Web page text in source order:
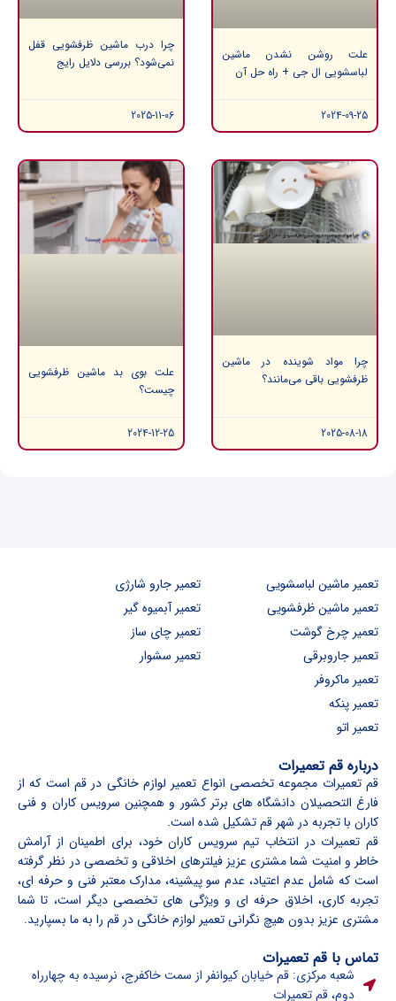
علت روشن نشدن ماشین
لباسشویی ال جی + راه حل آن
2024-09-25
چرا درب ماشین ظرفشویی قفل
نمی‌شود؟ بررسی دلایل رایج
2025-11-06
چرا مواد شوینده در ماشین
ظرفشویی باقی می‌مانند؟
2025-08-18
علت بوی بد ماشین ظرفشویی
چیست؟
2024-12-25
تعمیر ماشین لباسشویی
تعمیر ماشین ظرفشویی
تعمیر چرخ گوشت
تعمیر جاروبرقی
تعمیر ماکروفر
تعمیر پنکه
تعمیر اتو
تعمیر جارو شارژی
تعمیر آبمیوه گیر
تعمیر چای ساز
تعمیر سشوار
درباره قم تعمیرات
قم تعمیرات مجموعه تخصصی انواع تعمیر لوازم خانگی در قم است که از
فارغ التحصیلان دانشگاه های برتر کشور و همچنین سرویس کاران و فنی
کاران با تجربه در شهر قم تشکیل شده است.
قم تعمیرات در انتخاب تیم سرویس کاران خود، برای اطمینان از آرامش
خاطر و امنیت شما مشتری عزیز فیلترهای اخلاقی و تخصصی در نظر گرفته
است که شامل عدم اعتیاد، عدم سو پیشینه، مدارک معتبر فنی و حرفه ای،
تجربه کاری، اخلاق حرفه ای و ویژگی های تخصصی دیگر است، تا شما
مشتری عزیز بدون هیچ نگرانی تعمیر لوازم خانگی در قم را به ما بسپارید.
تماس با قم تعمیرات
شعبه مرکزی: قم خیابان کیوانفر از سمت خاکفرج، نرسیده به چهارراه
دوم، قم تعمیرات